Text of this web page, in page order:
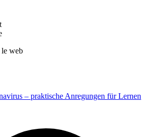
le web
– praktische Anregungen für Lernen